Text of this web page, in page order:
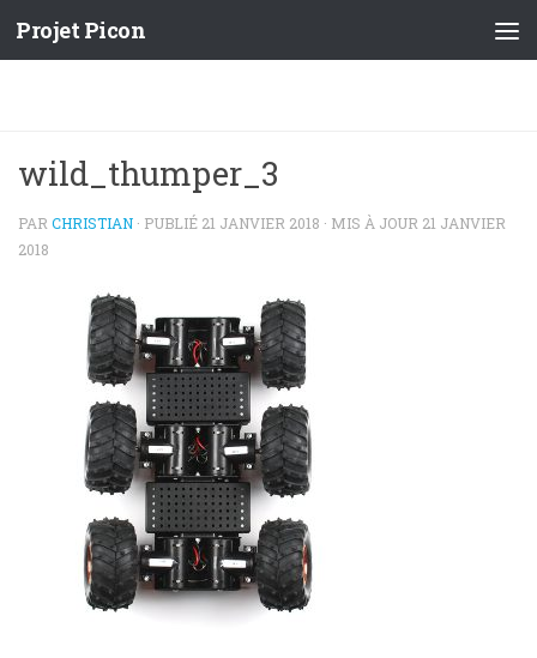
Projet Picon
wild_thumper_3
PAR CHRISTIAN · PUBLIÉ 21 JANVIER 2018 · MIS À JOUR 21 JANVIER
2018